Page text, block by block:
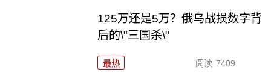
125万还是5万？俄乌战损数字背
后的\"三国杀\"
最热 阅读 7409